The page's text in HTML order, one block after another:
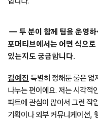
두 분이 함께 팀을 운영
포머티브에서는 어떤 식으
있는지도 궁금합니다.
김예진 특별히 정해둔 룰은 없
나누는 편이에요. 저는 시각적
파트에 관심이 많아서 그런 작
기획이나 외부 커뮤니케이션,